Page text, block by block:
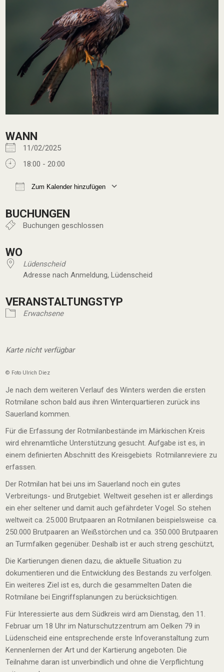
WANN
11/02/2025
18:00 - 20:00
Zum Kalender hinzufügen
BUCHUNGEN
Buchungen geschlossen
WO
Lüdenscheid
Adresse nach Anmeldung, Lüdenscheid
VERANSTALTUNGSTYP
Erwachsene
Karte nicht verfügbar
© Foto Ulrich Diez
Je nach dem weiteren Verlauf des Winters werden die ersten
Rotmilane schon bald aus ihren Winterquartieren zurück ins
Sauerland kommen.
Für die Erfassung der Rotmilanbestände im Märkischen Kreis
wird ehrenamtliche Unterstützung gesucht. Aufgabe ist es, in
einem definierten Abschnitt des Kreisgebiets Rotmilanreviere zu
erfassen.
Der Rotmilan hat bei uns im Sauerland noch ein gutes
Verbreitungs- und Brutgebiet. Weltweit gesehen ist er allerdings
ein eher seltener und damit auch gefährdeter Vogel. So stehen
weltweit ca. 25.000 Brutpaaren an Rotmilanen beispielsweise ca.
250.000 Brutpaaren an Weißstörchen und ca. 350.000 Brutpaaren
an Turmfalken gegenüber. Deshalb ist er auch streng geschützt,
Die Kartierungen dienen dazu, die aktuelle Situation zu
dokumentieren und die Entwicklung des Bestands zu verfolgen.
Ein weiteres Ziel ist es, durch die gesammelten Daten die
Rotmilane bei Eingriffsplanungen zu berücksichtigen.
Für Interessierte aus dem Südkreis wird am Dienstag, den 11.
Februar um 18 Uhr im Naturschutzzentrum am Oelken 79 in
Lüdenscheid eine entsprechende erste Infoveranstaltung zum
Kennenlernen der Art und der Kartierung angeboten. Die
Teilnahme daran ist unverbindlich und ohne die Verpflichtung